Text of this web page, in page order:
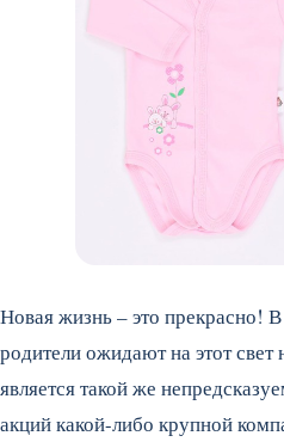
Новая жизнь – это прекрасно!
родители ожидают на этот
является такой же
акций какой-либо крупной